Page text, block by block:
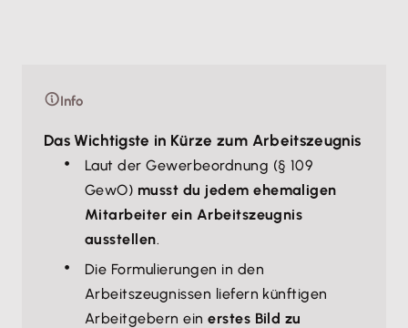
Info
­Das Wichtigste in Kürze zum Arbeitszeugnis
Laut der Gewerbeordnung (§ 109
GewO) musst du jedem ehemaligen
Mitarbeiter ein Arbeitszeugnis
ausstellen.
Die Formulierungen in den
Arbeitszeugnissen liefern künftigen
Arbeitgebern einerstes Bild zu